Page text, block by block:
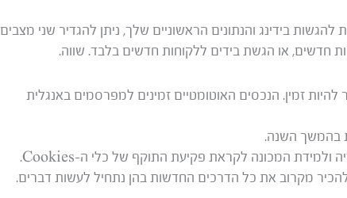
בידינג והנתונים הראשוניים שלך, ניתן להגדיר שני מצבים
חדשים, או הגשת בידים ללקוחות חדשים בלבד. שווה.
זמין. הנכסים האוטומטיים זמינים למפרסמים באנגלית
בהמשך השנה.
למה זה חשוב לנו: גוגל ממשיכה להעצים את מאמצי האוטומציה ולמידת המכונה לקראת פקיעת התוקף של כלי ה-Cookies.
מקרוב את כל הדרכים החדשות בהן נתחיל לעשות דברים.